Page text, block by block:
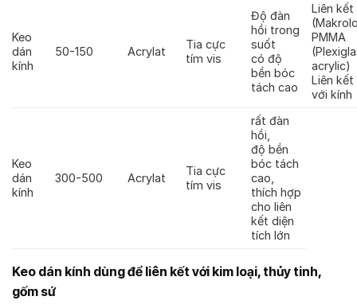
Keo
dán
kính
50-150 Acrylat
Tia cực
tím vis
Độ đàn
hồi trong
suốt
có độ
bền bóc
tách cao
Liên kết
PMMA
acrylic)
Liên kết
với kính
Keo
dán
kính
300-500 Acrylat
Tia cực
tím vis
rất đàn
hồi,
độ bền
bóc tách
cao,
thích hợp
cho liên
kết diện
tích lớn
Keo dán kính dùng để liên kết với kim loại, thủy tinh,
gốm sứ